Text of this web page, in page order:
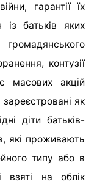
гарантії їх
із батьків яких
контузії
масових акцій
зареєстровані як
діти батьків-
які проживають
типу або в
взяті на облік